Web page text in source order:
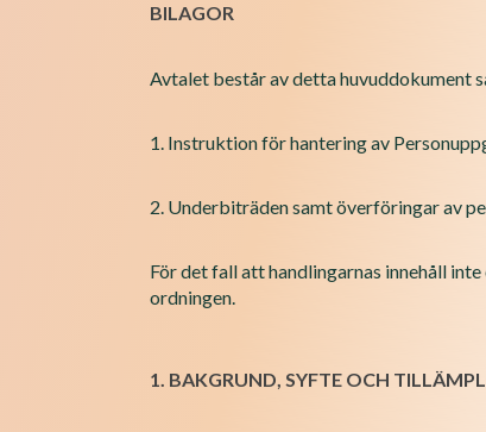
BILAGOR
Avtalet består av detta huvuddokument
1. Instruktion för hantering av
2. Underbiträden samt överföringar av
För det fall att handlingarnas innehåll
ordningen.
1. BAKGRUND, SYFTE OCH